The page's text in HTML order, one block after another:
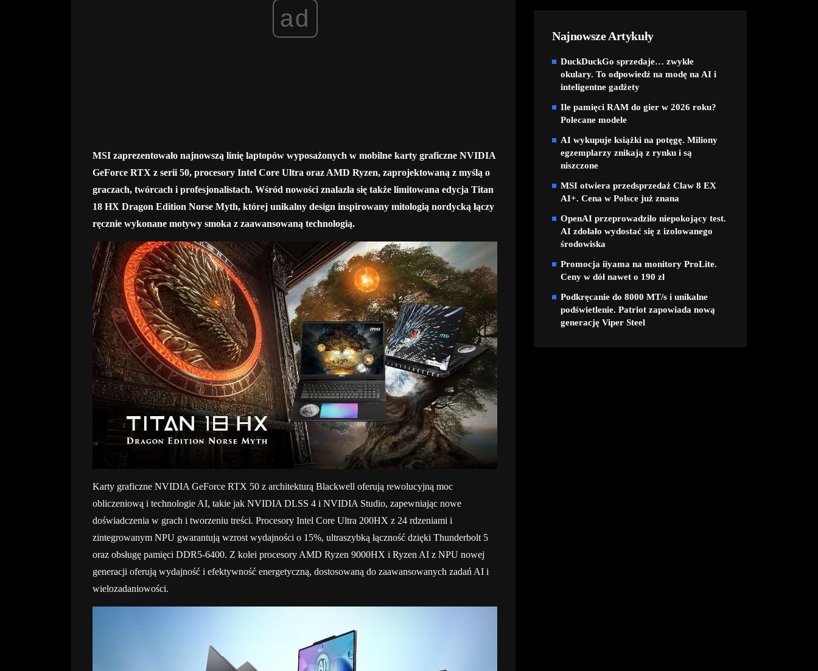
ad
MSI zaprezentowało najnowszą linię laptopów wyposażonych w mobilne karty graficzne NVIDIA
GeForce RTX z serii 50, procesory Intel Core Ultra oraz AMD Ryzen, zaprojektowaną z myślą o
graczach, twórcach i profesjonalistach. Wśród nowości znalazła się także limitowana edycja Titan
18 HX Dragon Edition Norse Myth, której unikalny design inspirowany mitologią nordycką łączy
ręcznie wykonane motywy smoka z zaawansowaną technologią.
Karty graficzne NVIDIA GeForce RTX 50 z architekturą Blackwell oferują rewolucyjną moc
obliczeniową i technologie AI, takie jak NVIDIA DLSS 4 i NVIDIA Studio, zapewniając nowe
doświadczenia w grach i tworzeniu treści. Procesory Intel Core Ultra 200HX z 24 rdzeniami i
zintegrowanym NPU gwarantują wzrost wydajności o 15%, ultraszybką łączność dzięki Thunderbolt 5
oraz obsługę pamięci DDR5-6400. Z kolei procesory AMD Ryzen 9000HX i Ryzen AI z NPU nowej
generacji oferują wydajność i efektywność energetyczną, dostosowaną do zaawansowanych zadań AI i
wielozadaniowości.
Najnowsze Artykuły
DuckDuckGo sprzedaje… zwykłe
okulary. To odpowiedź na modę na AI i
inteligentne gadżety
Ile pamięci RAM do gier w 2026 roku?
Polecane modele
AI wykupuje książki na potęgę. Miliony
egzemplarzy znikają z rynku i są
niszczone
MSI otwiera przedsprzedaż Claw 8 EX
AI+. Cena w Polsce już znana
OpenAI przeprowadziło niepokojący test.
AI zdołało wydostać się z izolowanego
środowiska
Promocja iiyama na monitory ProLite.
Ceny w dół nawet o 190 zł
Podkręcanie do 8000 MT/s i unikalne
podświetlenie. Patriot zapowiada nową
generację Viper Steel